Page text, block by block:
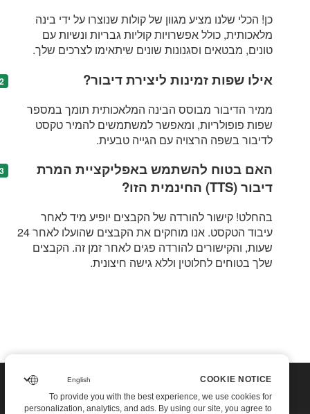
כן! הכלי שלנו מציע מגוון של קולות שנוצרו על ידי בינה
מלאכותית, כולל אפשרויות קוליות גבריות ונשיות עם
טונים, מבטאים וסגנונות שונים שיתאימו לצרכים שלך.
אילו שפות זמינות ליצירת דיבור?
ממיר הדיבור מבוסס הבינה המלאכותית תומך במספר
שפות פופולריות, ומאפשר למשתמשים להמיר טקסט
לדיבור בשפה הרצויה עם הגייה טבעית.
האם בטוח להשתמש באפליקציית המרת
דיבור (TTS) החינמית הזו?
בהחלט! קישור להורדה של הקבצים יופיע מיד לאחר
עיבוד הטקסט. אנו מוחקים את הקבצים שהועלו לאחר 24
שעות, והקישורים להורדה פגים לאחר זמן זה. הקבצים
שלך בטוחים לחלוטין וללא גישה חיצונית.
Home
COOKIE NOTICE
To provide you with the best experience, we use cookies for
personalization, analytics, and ads. By using our site, you agree to
COOKIE NOTICE
To provide you with the best experience, we use cookies for
personalization, analytics, and ads. By using our site, you agree to